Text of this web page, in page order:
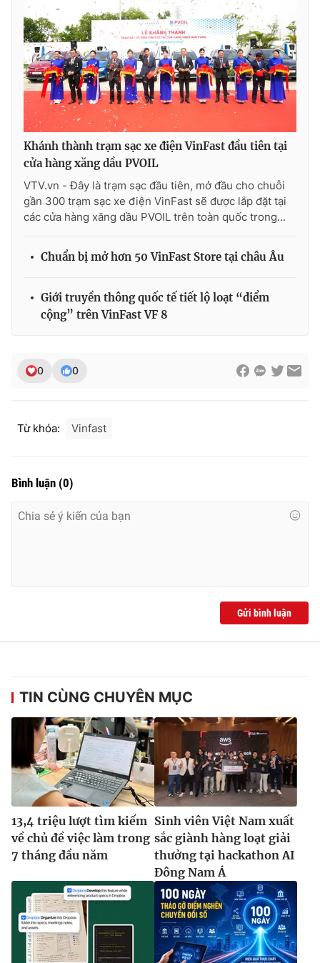
Ðiện thoại Thời báo VTV:024.66 897 897
Email:toasoan@vtv.vn
Liên hệ quảng cáo:024-7300.7108
® Cấm sao chép dưới mọi hình thức nếu không có sự chấp
thuận bằng văn bản. Ghi rõ nguồn VTV.vn khi phát hành lại
Khánh thành trạm sạc xe điện VinFast đầu tiên tại
cửa hàng xăng dầu PVOIL
VTV.vn - Đây là trạm sạc đầu tiên, mở đầu cho chuỗi
gần 300 trạm sạc xe điện VinFast sẽ được lắp đặt tại
các cửa hàng xăng dầu PVOIL trên toàn quốc trong...
Chuẩn bị mở hơn 50 VinFast Store tại châu Âu
Giới truyền thông quốc tế tiết lộ loạt “điểm
cộng” trên VinFast VF 8
0 0
Từ khóa: Vinfast
Bình luận (0)
Gửi bình luận
TIN CÙNG CHUYÊN MỤC
13,4 triệu lượt tìm kiếm
về chủ đề việc làm trong
7 tháng đầu năm
Sinh viên Việt Nam xuất
sắc giành hàng loạt giải
thưởng tại hackathon AI
Đông Nam Á